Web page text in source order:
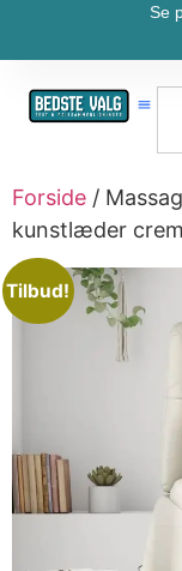
Se
Forside /
kunstlæder
Tilbud!